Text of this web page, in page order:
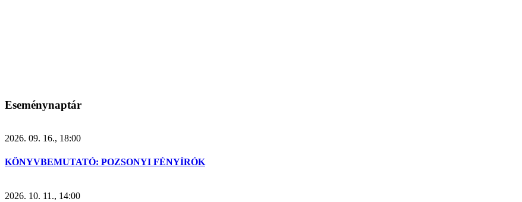
Eseménynaptár
2026. 09. 16., 18:00
KÖNYVBEMUTATÓ: POZSONYI FÉNYÍRÓK
2026. 10. 11., 14:00